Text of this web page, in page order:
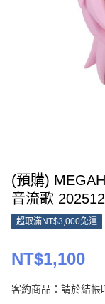
(預購)
音流歌
超取滿NT$3,000免運
NT$1,100
客約商品：請於結帳